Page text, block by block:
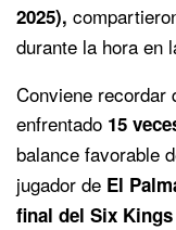
2025),
durante la hora en
Conviene recordar
enfrentado 15
balance favorable
jugador de El
final del Six Kings